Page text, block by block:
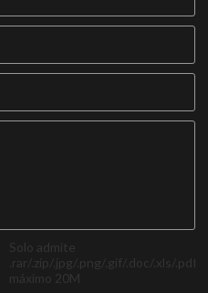
Solo admite
.rar/.zip/.jpg/.png/.gif/.doc/.xls/.pdf,
máximo 20M